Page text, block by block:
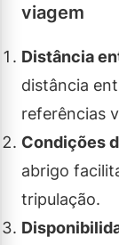
viagem
Distância
distância
referências
Condições
abrigo
tripulação.